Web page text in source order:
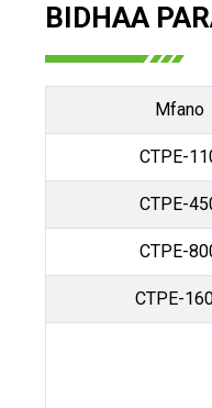
BIDHAA
Mfano
CTPE-
CTPE-
CTPE-
CTPE-